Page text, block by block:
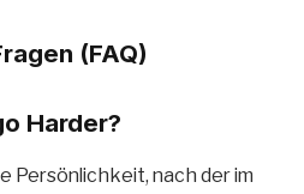
(FAQ)
Harder?
Persönlichkeit, nach der im